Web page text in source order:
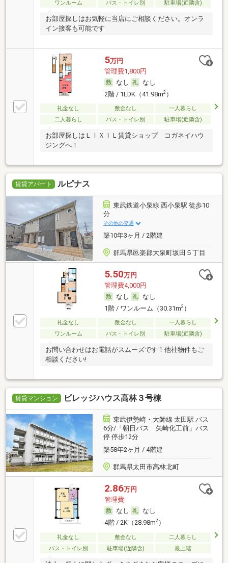
ワンルーム
バス・トイレ別 駐車場(近隣含)
お部屋探しはお気軽に当店にご相談ください。オンラ
イン接客も可能です
5万円
管理費1,800円
なし
なし
2階 / 1LDK（41.98m2）
礼金なし 敷金なし
一人暮らし
二人暮らし
バス・トイレ別 駐車場(近隣含)
お部屋探しはＬＩＸＩＬ賃貸ショップ コガネイハウ
ジングへ！
賃貸アパート ルピナス
東武鉄道小泉線 西小泉駅 徒歩10
分
その他の交通
築10年3ヶ月 / 2階建
群馬県邑楽郡大泉町坂田５丁目
5.50万円
管理費4,000円
なし
なし
1階 / ワンルーム（30.31m2）
礼金なし 敷金なし
一人暮らし
ワンルーム
バス・トイレ別 駐車場(近隣含)
お問い合わせはお電話がスムーズです！他社物件もご
相談ください!
賃貸マンション ビレッジハウス高林３号棟
東武伊勢崎・大師線 太田駅 バス
6分/「朝日バス 矢崎化工前」バス
停 停歩12分
築58年2ヶ月 / 4階建
群馬県太田市高林北町
2.86万円
管理費-
なし
なし
4階 / 2K（28.98m2）
礼金なし 敷金なし
二人暮らし
バス・トイレ別
駐車場(近隣含) 最上階